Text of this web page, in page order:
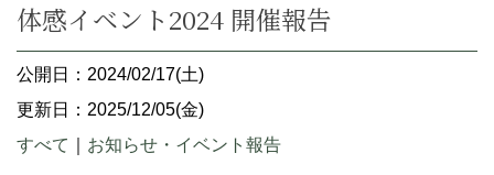
体感イベント2024 開催報告
公開日：2024/02/17(土)
更新日：2025/12/05(金)
すべて
お知らせ・イベント報告